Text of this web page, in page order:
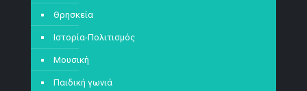
Θρησκεία
Ιστορία-Πολιτισμός
Μουσική
Παιδική γωνιά